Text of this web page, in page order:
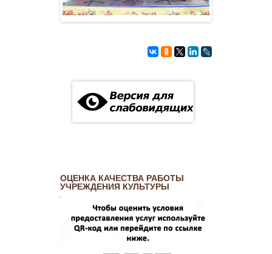
ОЦЕНКА КАЧЕСТВА РАБОТЫ
УЧРЕЖДЕНИЯ КУЛЬТУРЫ